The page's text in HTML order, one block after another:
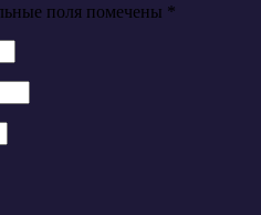
поля помечены *